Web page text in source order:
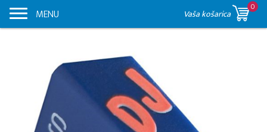
MENU Vaša košarica
0